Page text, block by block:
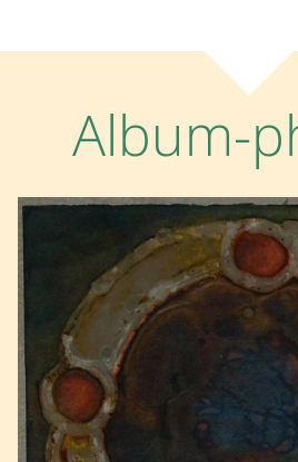
Album-